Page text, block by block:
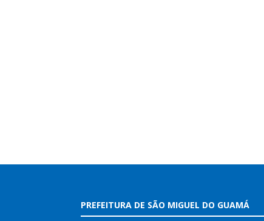
PREFEITURA DE SÃO MIGUEL DO GUAMÁ